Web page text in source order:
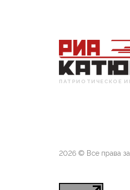
ПАТРИОТИЧЕСКОЕ
2026 © Все права